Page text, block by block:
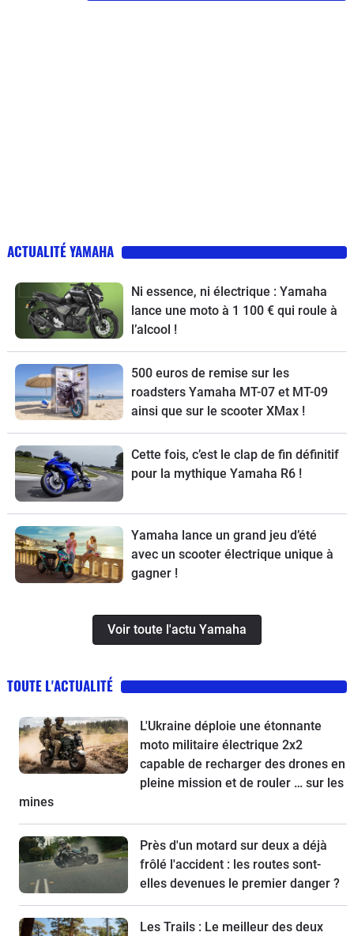
ACTUALITÉ YAMAHA
Ni essence, ni électrique : Yamaha
lance une moto à 1 100 € qui roule à
l’alcool !
500 euros de remise sur les
roadsters Yamaha MT-07 et MT-09
ainsi que sur le scooter XMax !
Cette fois, c’est le clap de fin définitif
pour la mythique Yamaha R6 !
Yamaha lance un grand jeu d’été
avec un scooter électrique unique à
gagner !
Voir toute l'actu Yamaha
TOUTE L'ACTUALITÉ
L'Ukraine déploie une étonnante
moto militaire électrique 2x2
capable de recharger des drones en
pleine mission et de rouler … sur les
mines
Près d'un motard sur deux a déjà
frôlé l'accident : les routes sont-
elles devenues le premier danger ?
Les Trails : Le meilleur des deux